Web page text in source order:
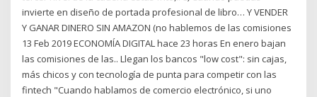
invierte en diseño de portada profesional de libro… Y VENDER
Y GANAR DINERO SIN AMAZON (no hablemos de las comisiones
13 Feb 2019 ECONOMÍA DIGITAL hace 23 horas En enero bajan
las comisiones de las.. Llegan los bancos "low cost": sin cajas,
más chicos y con tecnología de punta para competir con las
fintech "Cuando hablamos de comercio electrónico, si uno